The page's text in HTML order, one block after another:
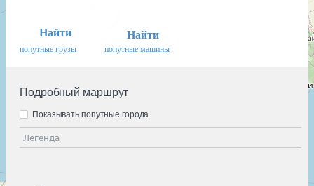
Найти
попутные грузы
Найти
попутные машины
Подробный маршрут
Легенда
Показывать попутные города